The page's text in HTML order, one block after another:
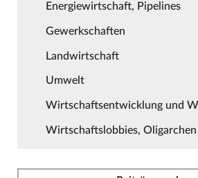
Energiewirtschaft, Pipelines
Gewerkschaften
Landwirtschaft
Umwelt
Wirtschaftsentwicklung und
Wirtschaftslobbies, Oligarchen